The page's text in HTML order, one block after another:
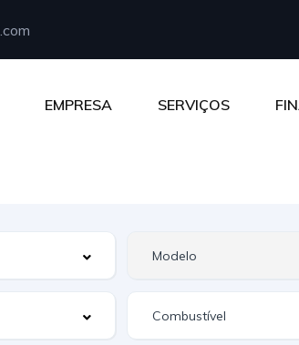
EMPRESA SERVIÇOS